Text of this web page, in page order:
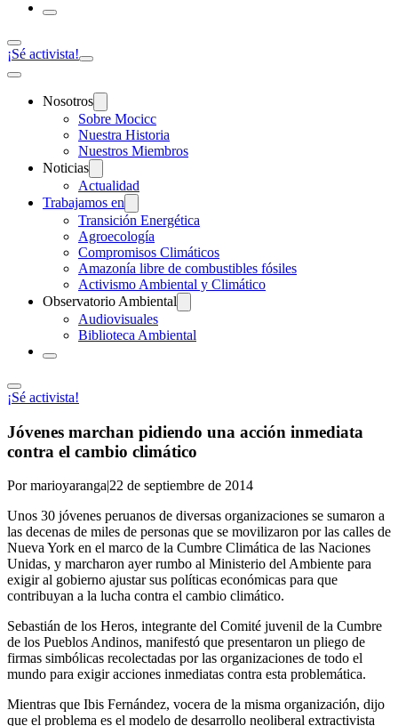
¡Sé activista!
Nosotros
Sobre Mocicc
Nuestra Historia
Nuestros Miembros
Noticias
Actualidad
Trabajamos en
Transición Energética
Agroecología
Compromisos Climáticos
Amazonía libre de combustibles fósiles
Activismo Ambiental y Climático
Observatorio Ambiental
Audiovisuales
Biblioteca Ambiental
¡Sé activista!
Jóvenes marchan pidiendo una acción inmediata
contra el cambio climático
Por marioyaranga|22 de septiembre de 2014
Unos 30 jóvenes peruanos de diversas organizaciones se sumaron a
las decenas de miles de personas que se movilizaron por las calles de
Nueva York en el marco de la Cumbre Climática de las Naciones
Unidas, y marcharon ayer rumbo al Ministerio del Ambiente para
exigir al gobierno ajustar sus políticas económicas para que
contribuyan a la lucha contra el cambio climático.
Sebastián de los Heros, integrante del Comité juvenil de la Cumbre
de los Pueblos Andinos, manifestó que presentaron un pliego de
firmas simbólicas recolectadas por las organizaciones de todo el
mundo para exigir acciones inmediatas contra esta problemática.
Mientras que Ibis Fernández, vocera de la misma organización, dijo
que el problema es el modelo de desarrollo neoliberal extractivista